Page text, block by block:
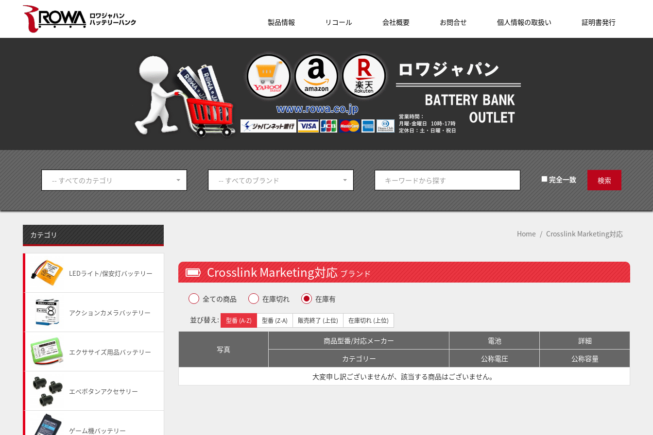
製品情報 リコール 会社概要 お問合せ 個人情報の取扱い 証明書発行
-- すべてのカテゴリ -- すべてのブランド 完全一致 検索
カテゴリ
LEDライト/保安灯バッテリー
アクションカメラバッテリー
エクササイズ用品バッテリー
エペボタンアクセサリー
ゲーム機バッテリー
Home Crosslink Marketing対応
Crosslink Marketing対応 ブランド
全ての商品 在庫切れ 在庫有
並び替え: 型番 (A-Z) 型番 (Z-A) 販売終了 (上位) 在庫切れ (上位)
写真
商品型番/対応メーカー 電池
詳細
カテゴリー
公称電圧
公称容量
大変申し訳ございませんが、該当する商品はございません。